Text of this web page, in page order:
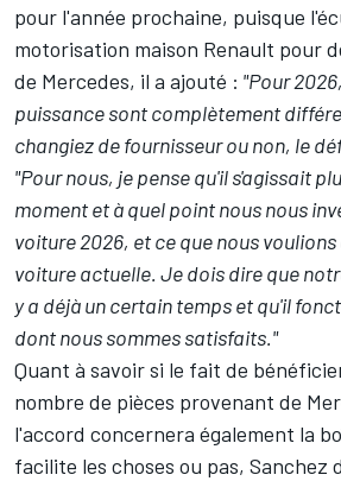
pour l'année prochaine, puisque
motorisation maison Renault pour
de Mercedes, il a ajouté : "Pour
puissance sont complètement
changiez de fournisseur ou non, le
"Pour nous, je pense qu'il s'agissait
moment et à quel point nous nous
voiture 2026, et ce que nous
voiture actuelle. Je dois dire que
y a déjà un certain temps et qu'il
dont nous sommes satisfaits."
Quant à savoir si le fait de
nombre de pièces provenant de
l'accord concernera également la
facilite les choses ou pas, Sanchez